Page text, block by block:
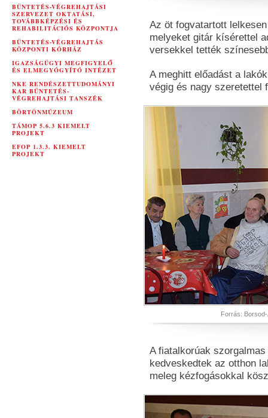
BÜNTETÉS-VÉGREHAJTÁSI
SZERVEZET OKTATÁSI,
TOVÁBBKÉPZÉSI ÉS
REHABILITÁCIÓS KÖZPONTJA
BÜNTETÉS-VÉGREHAJTÁS
KÖZPONTI KÓRHÁZ
IGAZSÁGÜGYI MEGFIGYELŐ
ÉS ELMEGYÓGYÍTÓ INTÉZET
NKE RENDÉSZETTUDOMÁNYI
KAR BÜNTETÉS-
VÉGREHAJTÁSI TANSZÉK
BÖRTÖNMÚZEUM
TÁMOP 5.6.3 KIEMELT
PROJEKT
EFOP 1.3.3. KIEMELT
PROJEKT
Az öt fogvatartott
melyeket gitár kísérettel
versekkel tették
A meghitt előadást a
végig és nagy szeretettel
Forrás:
A fiatalkorúak
kedveskedtek az otthon
meleg kézfogásokkal